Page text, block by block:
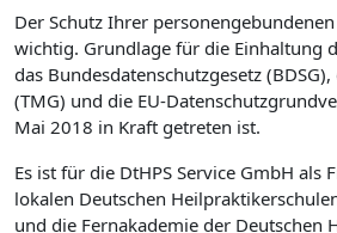
Der Schutz Ihrer
wichtig. Grundlage für die Einhaltung
das Bundesdatenschutzgesetz
(TMG) und die EU-
Mai 2018 in Kraft getreten ist.
Es ist für die DtHPS Service GmbH als
lokalen Deutschen
und die Fernakademie der Deutschen